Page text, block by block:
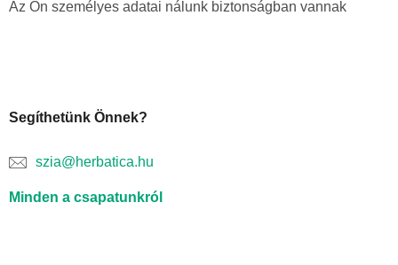
Az Ön személyes adatai nálunk biztonságban vannak
Segíthetünk Önnek?
szia@herbatica.hu
Minden a csapatunkról